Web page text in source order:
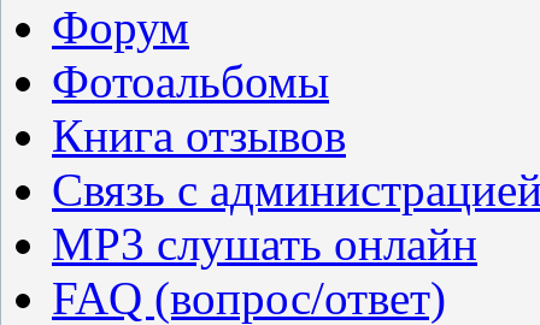
Форум
Фотоальбомы
Книга отзывов
Связь с
MP3 слушать онлайн
FAQ (вопрос/ответ)